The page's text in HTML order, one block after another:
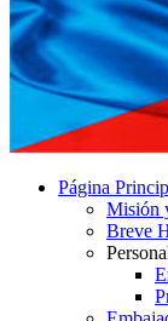
Página
Misión
Breve